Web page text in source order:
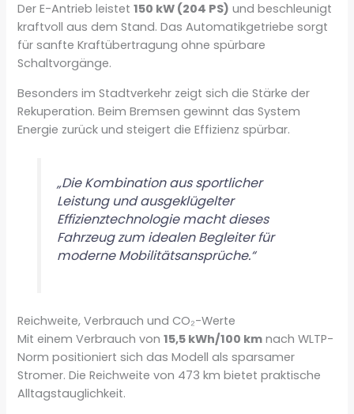
Der E-Antrieb leistet150 kW (204 PS) und beschleunigt
kraftvoll aus dem Stand. Das Automatikgetriebe sorgt
für sanfte Kraftübertragung ohne spürbare
Schaltvorgänge.
Besonders im Stadtverkehr zeigt sich die Stärke der
Rekuperation. Beim Bremsen gewinnt das System
Energie zurück und steigert die Effizienz spürbar.
„Die Kombination aus sportlicher
Leistung und ausgeklügelter
Effizienztechnologie macht dieses
Fahrzeug zum idealen Begleiter für
moderne Mobilitätsansprüche.“
Reichweite, Verbrauch und CO₂-Werte
Mit einem Verbrauch von15,5 kWh/100 km nach WLTP-
Norm positioniert sich das Modell als sparsamer
Stromer. Die Reichweite von 473 km bietet praktische
Alltagstauglichkeit.